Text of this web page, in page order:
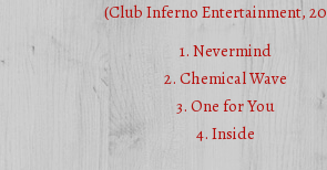
(Club Inferno Entertainment,
1. Nevermind
2. Chemical Wave
3. One for You
4. Inside